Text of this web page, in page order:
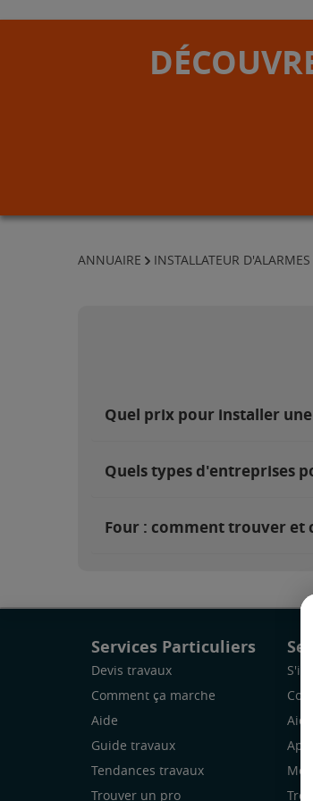
ANNUAIRE INSTALLATEUR D'ALARMES
Quel prix pour installer
Quels types d'entreprises
Four : comment trouver et
Services Particuliers
Devis travaux
Comment ça marche
Aide
Guide travaux
Tendances travaux
Trouver un pro
Aide